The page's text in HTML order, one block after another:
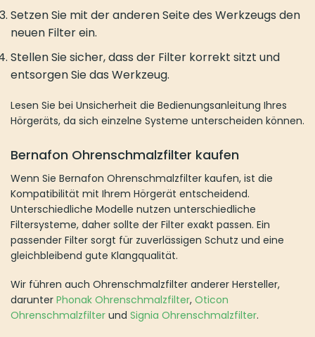
Setzen Sie mit der anderen Seite des Werkzeugs den
neuen Filter ein.
Stellen Sie sicher, dass der Filter korrekt sitzt und
entsorgen Sie das Werkzeug.
Lesen Sie bei Unsicherheit die Bedienungsanleitung Ihres
Hörgeräts, da sich einzelne Systeme unterscheiden können.
Bernafon Ohrenschmalzfilter kaufen
Wenn Sie Bernafon Ohrenschmalzfilter kaufen, ist die
Kompatibilität mit Ihrem Hörgerät entscheidend.
Unterschiedliche Modelle nutzen unterschiedliche
Filtersysteme, daher sollte der Filter exakt passen. Ein
passender Filter sorgt für zuverlässigen Schutz und eine
gleichbleibend gute Klangqualität.
Wir führen auch Ohrenschmalzfilter anderer Hersteller,
darunter Phonak Ohrenschmalzfilter, Oticon
Ohrenschmalzfilter und Signia Ohrenschmalzfilter.